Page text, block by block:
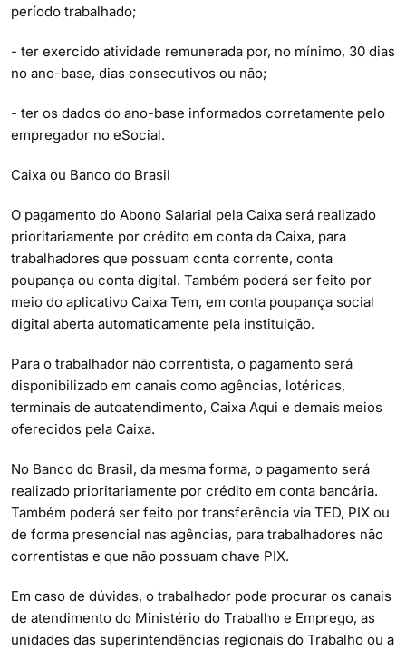
período trabalhado;
- ter exercido atividade remunerada por, no mínimo, 30 dias
no ano-base, dias consecutivos ou não;
- ter os dados do ano-base informados corretamente pelo
empregador no eSocial.
Caixa ou Banco do Brasil
O pagamento do Abono Salarial pela Caixa será realizado
prioritariamente por crédito em conta da Caixa, para
trabalhadores que possuam conta corrente, conta
poupança ou conta digital. Também poderá ser feito por
meio do aplicativo Caixa Tem, em conta poupança social
digital aberta automaticamente pela instituição.
Para o trabalhador não correntista, o pagamento será
disponibilizado em canais como agências, lotéricas,
terminais de autoatendimento, Caixa Aqui e demais meios
oferecidos pela Caixa.
No Banco do Brasil, da mesma forma, o pagamento será
realizado prioritariamente por crédito em conta bancária.
Também poderá ser feito por transferência via TED, PIX ou
de forma presencial nas agências, para trabalhadores não
correntistas e que não possuam chave PIX.
Em caso de dúvidas, o trabalhador pode procurar os canais
de atendimento do Ministério do Trabalho e Emprego, as
unidades das superintendências regionais do Trabalho ou a